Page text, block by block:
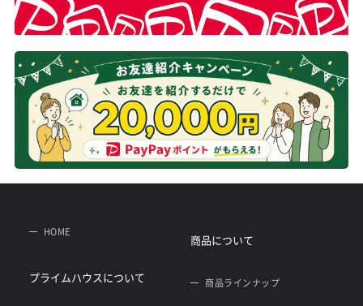
HOME
プライムハウスについて
商品について
商品ラインナップ